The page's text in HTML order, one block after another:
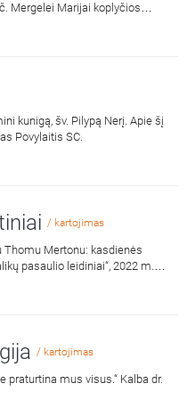
Mergelei Marijai koplyčios
kunigą, šv. Pilypą Nerį. Apie šį
Povylaitis SC.
/ kartojimas
Mertonu: kasdienės
pasaulio leidiniai“, 2022 m.
/ kartojimas
praturtina mus visus.“ Kalba dr.